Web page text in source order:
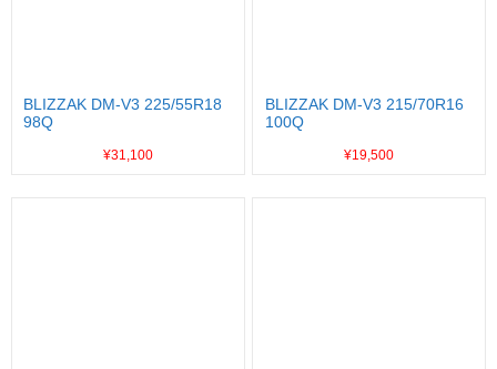
BLIZZAK DM-V3 225/55R18
98Q
¥31,100
BLIZZAK DM-V3 215/70R16
100Q
¥19,500